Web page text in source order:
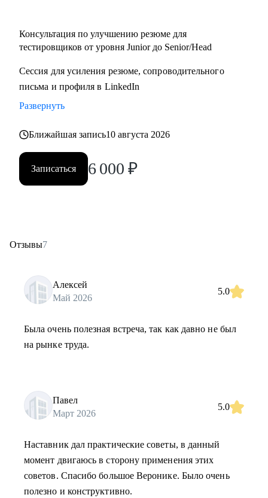
• QA Lead
Консультация по улучшению резюме для
тестировщиков от уровня Junior до Senior/Head
Сессия для усиления резюме, сопроводительного
письма и профиля в LinkedIn
Развернуть
Ближайшая запись10 августа 2026
Записаться 6 000 ₽
Отзывы7
Алексей
Май 2026
5.0
Была очень полезная встреча, так как давно не был
на рынке труда.
Павел
Март 2026
5.0
Наставник дал практические советы, в данный
момент двигаюсь в сторону применения этих
советов. Спасибо большое Веронике. Было очень
полезно и конструктивно.